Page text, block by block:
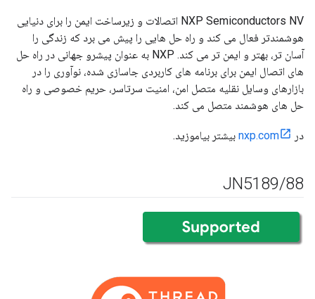
NXP Semiconductors NV اتصالات و زیرساخت ایمن را برای دنیایی
هوشمندتر فعال می کند و راه حل هایی را پیش می برد که زندگی را
آسان تر، بهتر و ایمن تر می کند. NXP به عنوان پیشرو جهانی در راه حل
های اتصال ایمن برای برنامه های کاربردی جاسازی شده، نوآوری را در
بازارهای وسایل نقلیه متصل امن، امنیت سرتاسر، حریم خصوصی و راه
حل های هوشمند متصل می کند.
در nxp.com بیشتر بیاموزید.
JN5189/88